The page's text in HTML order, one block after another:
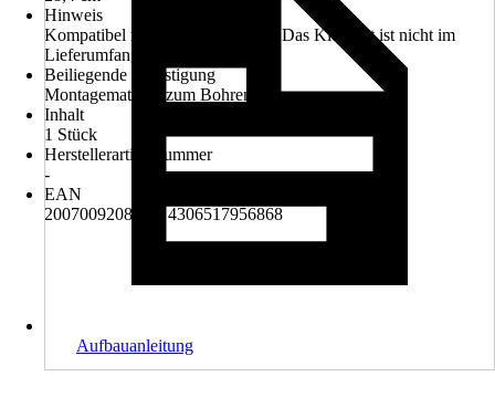
Hinweis
Kompatibel mit NWB Set BK20, Das Klebeset ist nicht im
Lieferumfang enthalten.
Beiliegende Befestigung
Montagematerial zum Bohren
Inhalt
1 Stück
Herstellerartikelnummer
-
EAN
2007009208268, 4306517956868
Aufbauanleitung